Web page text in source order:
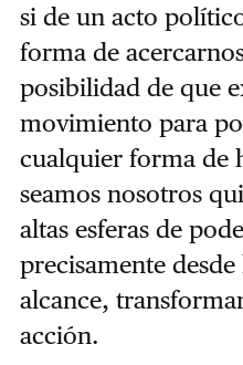
si de un acto
forma de
posibilidad de que
movimiento para
cualquier forma de
seamos nosotros
altas esferas de
precisamente
alcance,
acción.